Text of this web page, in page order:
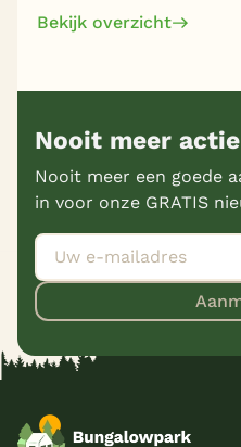
Bekijk overzicht
Nooit meer
Nooit meer een goede
in voor onze GRATIS